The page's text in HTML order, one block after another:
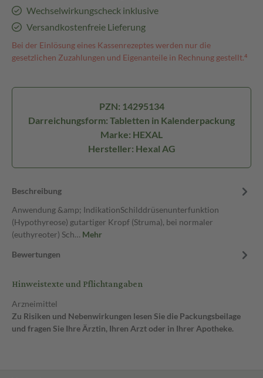
Wechselwirkungscheck inklusive
Versandkostenfreie Lieferung
Bei der Einlösung eines Kassenrezeptes werden nur die
gesetzlichen Zuzahlungen und Eigenanteile in Rechnung gestellt.⁴
PZN: 14295134
Darreichungsform: Tabletten in Kalenderpackung
Marke: HEXAL
Hersteller: Hexal AG
Beschreibung
Anwendung &amp; IndikationSchilddrüsenunterfunktion
(Hypothyreose) gutartiger Kropf (Struma), bei normaler
(euthyreoter) Sch… Mehr
Bewertungen
Hinweistexte und Pflichtangaben
Arzneimittel
Zu Risiken und Nebenwirkungen lesen Sie die Packungsbeilage
und fragen Sie Ihre Ärztin, Ihren Arzt oder in Ihrer Apotheke.